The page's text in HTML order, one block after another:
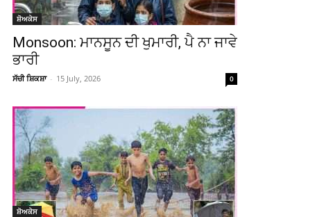
ਸ਼ੋਅਕੇਸ
Monsoon: ਮਾਨਸੂਨ ਦੀ ਖੁਮਾਰੀ, ਪੈ ਨਾ ਜਾਵੇ
ਭਾਰੀ
ਸੱਚੀ ਸ਼ਿਕਸ਼ਾ - 15 July, 2026 0
ਸ਼ੋਅਕੇਸ